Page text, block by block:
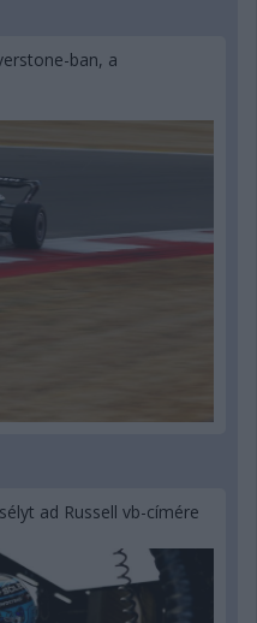
ban, a
ad Russell vb-címére